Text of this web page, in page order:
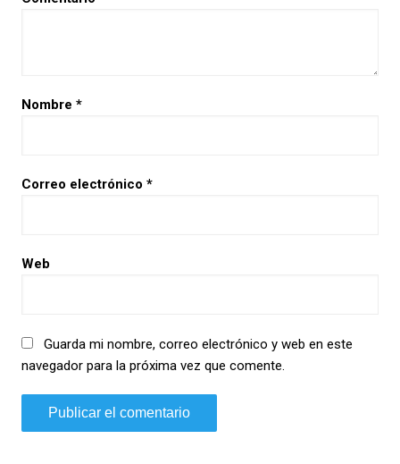
Nombre *
Correo electrónico *
Web
Guarda mi nombre, correo electrónico y web en este
navegador para la próxima vez que comente.